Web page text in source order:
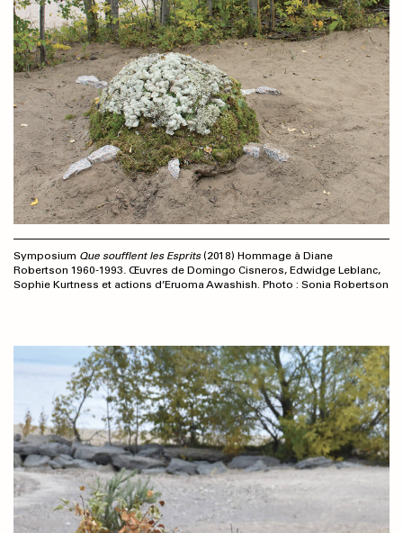
Symposium Que soufflent les Esprits(2018) Hommage à Diane
Robertson 1960-1993. Œuvres de Domingo Cisneros, Edwidge Leblanc,
Sophie Kurtness et actions d’Eruoma Awashish. Photo : Sonia Robertson